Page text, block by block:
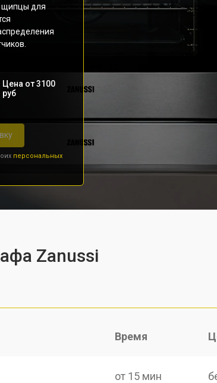
щипцы для
Цена от 3100
руб
персональных
Zanussi
Время
от 15 мин